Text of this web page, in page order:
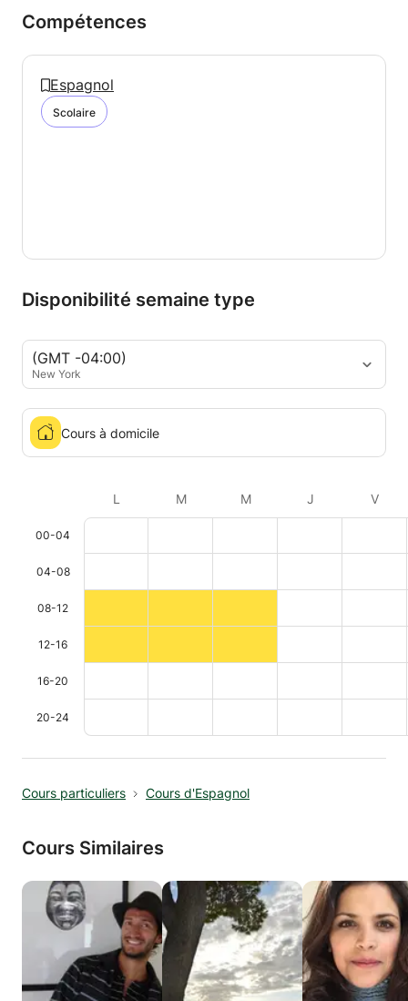
Compétences
Espagnol
Scolaire
Disponibilité semaine type
(GMT -04:00)
New York
Cours à domicile
L M M J V
00-04
04-08
08-12
12-16
16-20
20-24
Cours particuliers Cours d'Espagnol
Cours Similaires